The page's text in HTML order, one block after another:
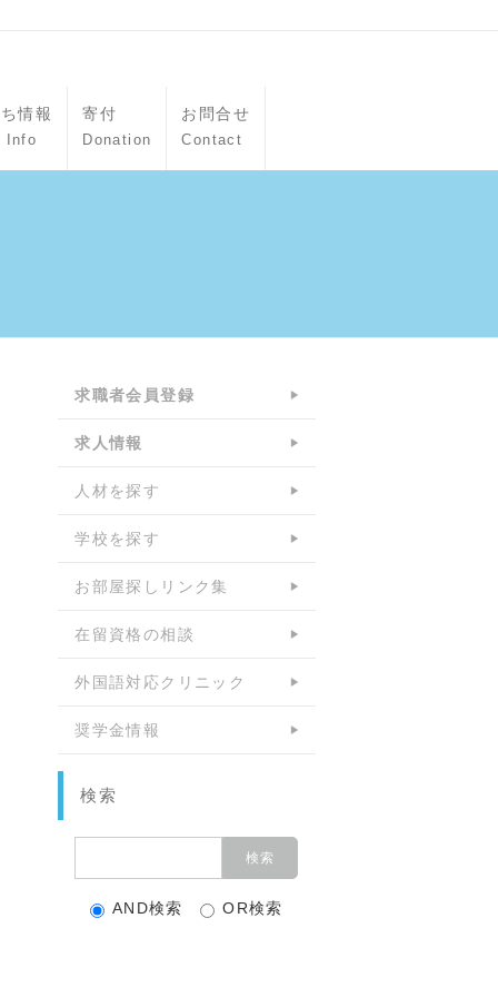
情報
Info
寄付
Donation
お問合せ
Contact
求職者会員登録
求人情報
人材を探す
学校を探す
お部屋探しリンク集
在留資格の相談
外国語対応クリニック
奨学金情報
検索
AND検索 OR検索